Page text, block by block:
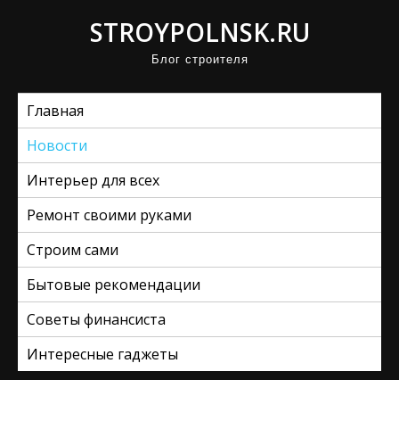
STROYPOLNSK.RU
Блог строителя
Главная
Новости
Интерьер для всех
Ремонт своими руками
Строим сами
Бытовые рекомендации
Советы финансиста
Интересные гаджеты